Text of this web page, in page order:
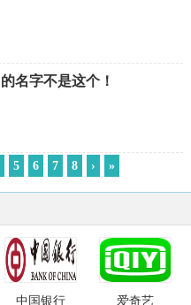
名字不是这个！
5 6 7 8 › »
中国银行 爱奇艺